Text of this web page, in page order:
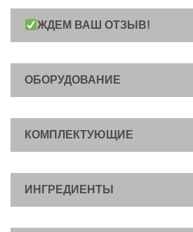
ЖДЕМ ВАШ ОТЗЫВ!
ОБОРУДОВАНИЕ
КОМПЛЕКТУЮЩИЕ
ИНГРЕДИЕНТЫ